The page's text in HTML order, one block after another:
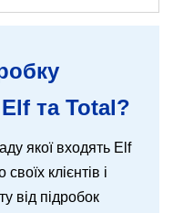
та Total?
якої входять Elf
клієнтів і
від підробок